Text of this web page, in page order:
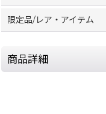
限定品/レア・アイテム
商品詳細